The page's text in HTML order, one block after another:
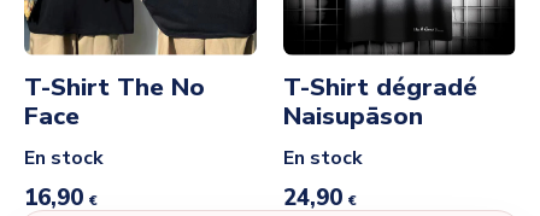
T-Shirt The No
Face
En stock
16,90 €
T-Shirt dégradé
Naisupāson
En stock
24,90 €